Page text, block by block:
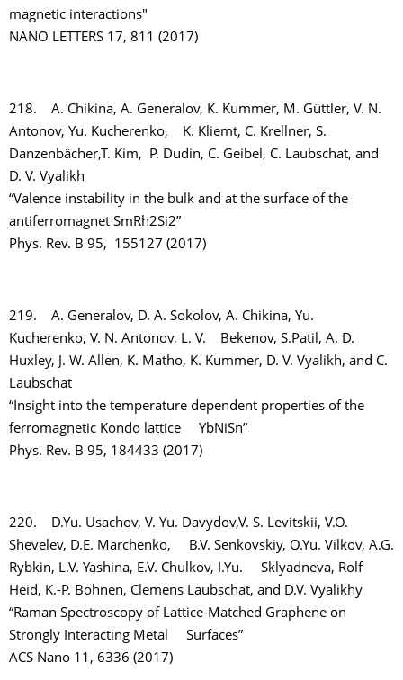
magnetic interactions"
NANO LETTERS 17, 811 (2017)
218. A. Chikina, A. Generalov, K. Kummer, M. Güttler, V. N.
Antonov, Yu. Kucherenko, K. Kliemt, C. Krellner, S.
Danzenbächer,T. Kim, P. Dudin, C. Geibel, C. Laubschat, and
D. V. Vyalikh
“Valence instability in the bulk and at the surface of the
antiferromagnet SmRh2Si2”
Phys. Rev. B 95, 155127 (2017)
219. A. Generalov, D. A. Sokolov, A. Chikina, Yu.
Kucherenko, V. N. Antonov, L. V. Bekenov, S.Patil, A. D.
Huxley, J. W. Allen, K. Matho, K. Kummer, D. V. Vyalikh, and C.
Laubschat
“Insight into the temperature dependent properties of the
ferromagnetic Kondo lattice YbNiSn”
Phys. Rev. B 95, 184433 (2017)
220. D.Yu. Usachov, V. Yu. Davydov,V. S. Levitskii, V.O.
Shevelev, D.E. Marchenko, B.V. Senkovskiy, O.Yu. Vilkov, A.G.
Rybkin, L.V. Yashina, E.V. Chulkov, I.Yu. Sklyadneva, Rolf
Heid, K.-P. Bohnen, Clemens Laubschat, and D.V. Vyalikhy
“Raman Spectroscopy of Lattice-Matched Graphene on
Strongly Interacting Metal Surfaces”
ACS Nano 11, 6336 (2017)